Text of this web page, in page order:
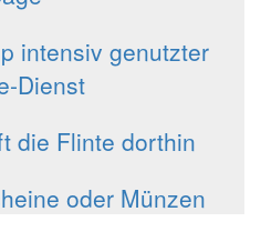
intensiv genutzter
Dienst
die Flinte dorthin
oder Münzen